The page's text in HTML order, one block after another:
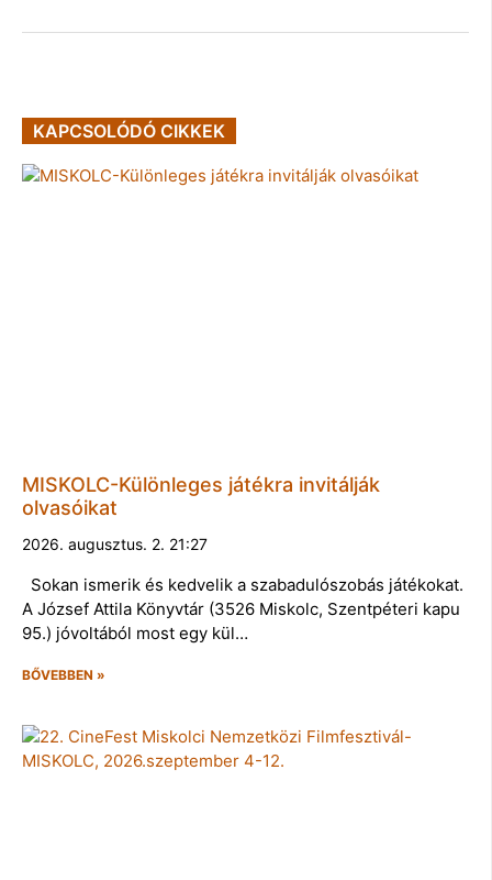
KAPCSOLÓDÓ CIKKEK
MISKOLC-Különleges játékra invitálják
olvasóikat
2026. augusztus. 2. 21:27
Sokan ismerik és kedvelik a szabadulószobás játékokat.
A József Attila Könyvtár (3526 Miskolc, Szentpéteri kapu
95.) jóvoltából most egy kül…
BŐVEBBEN »